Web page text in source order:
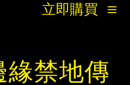
立即購買
緣禁地傳